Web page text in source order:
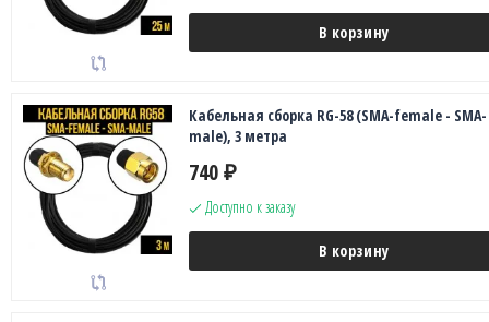
В корзину
Кабельная сборка RG-58 (SMA-female - SMA-
male), 3 метра
740 ₽
Доступно к заказу
В корзину